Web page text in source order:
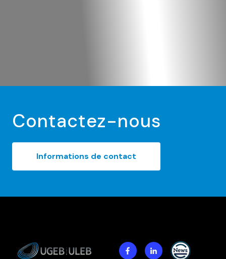
Contactez-nous
Informations de contact